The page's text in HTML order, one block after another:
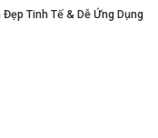
Tinh Tế & Dễ Ứng Dụng